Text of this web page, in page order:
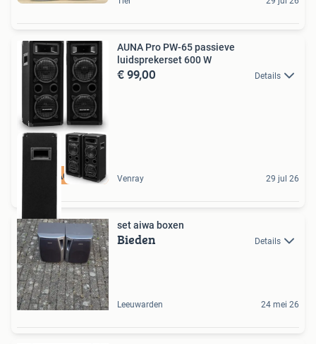
ZOMERACTIE- 40%
AUNA Pro PW-65 passieve
luidsprekerset 600 W
€ 99,00 Details
Venray 29 jul 26
set aiwa boxen
Bieden Details
Leeuwarden 24 mei 26